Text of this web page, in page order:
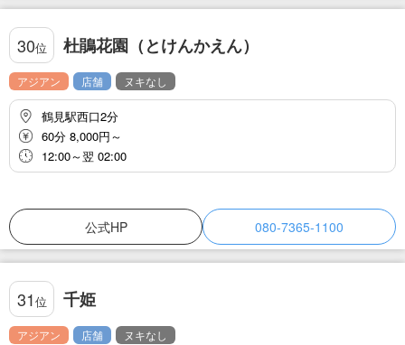
30位 杜鵑花園（とけんかえん）
アジアン 店舗 ヌキなし
鶴見駅西口2分
60分 8,000円～
12:00～翌 02:00
公式HP 080-7365-1100
31位 千姫
アジアン 店舗 ヌキなし